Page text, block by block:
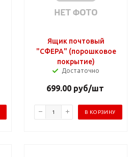
Ящик почтовый
"СФЕРА" (порошковое
покрытие)
Достаточно
699.00руб/шт
В КОРЗИНУ